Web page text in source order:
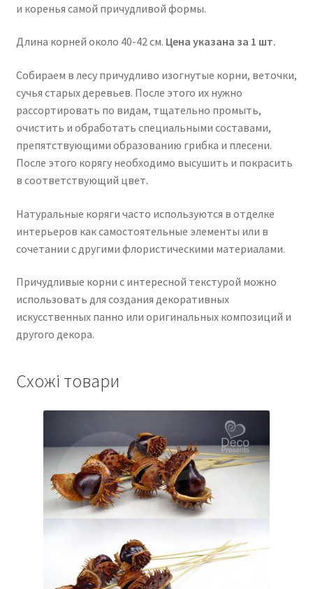
и коренья самой причудливой формы.
Длина корней около 40-42 см. Цена указана за 1 шт.
Собираем в лесу причудливо изогнутые корни, веточки,
сучья старых деревьев. После этого их нужно
рассортировать по видам, тщательно промыть,
очистить и обработать специальными составами,
препятствующими образованию грибка и плесени.
После этого корягу необходимо высушить и покрасить
в соответствующий цвет.
Натуральные коряги часто используются в отделке
интерьеров как самостоятельные элементы или в
сочетании с другими флористическими материалами.
Причудливые корни с интересной текстурой можно
использовать для создания декоративных
искусственных панно или оригинальных композиций и
другого декора.
Схожі товари